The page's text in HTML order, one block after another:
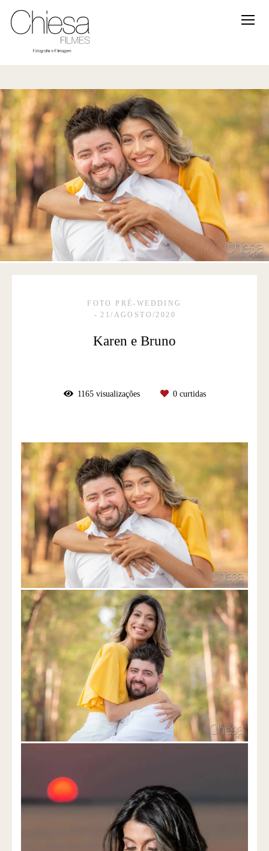
FOTO PRÉ-WEDDING
21/AGOSTO/2020
Karen e Bruno
1165visualizações 0curtidas